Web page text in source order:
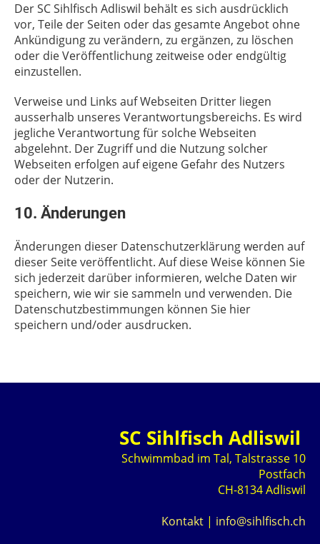
Der SC Sihlfisch Adliswil behält es sich ausdrücklich
vor, Teile der Seiten oder das gesamte Angebot ohne
Ankündigung zu verändern, zu ergänzen, zu löschen
oder die Veröffentlichung zeitweise oder endgültig
einzustellen.
Verweise und Links auf Webseiten Dritter liegen
ausserhalb unseres Verantwortungsbereichs. Es wird
jegliche Verantwortung für solche Webseiten
abgelehnt. Der Zugriff und die Nutzung solcher
Webseiten erfolgen auf eigene Gefahr des Nutzers
oder der Nutzerin.
10. Änderungen
Änderungen dieser Datenschutzerklärung werden auf
dieser Seite veröffentlicht. Auf diese Weise können Sie
sich jederzeit darüber informieren, welche Daten wir
speichern, wie wir sie sammeln und verwenden. Die
Datenschutzbestimmungen können Sie hier
speichern und/oder ausdrucken.
SC Sihlfisch Adliswil
Schwimmbad im Tal, Talstrasse 10
Postfach
CH-8134 Adliswil
Kontakt | info@sihlfisch.ch